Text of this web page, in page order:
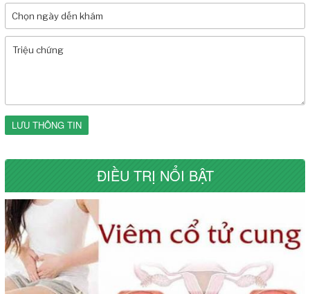
LƯU THÔNG TIN
ĐIỀU TRỊ NỔI BẬT